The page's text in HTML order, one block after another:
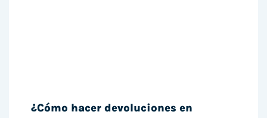
¿Cómo hacer devoluciones en